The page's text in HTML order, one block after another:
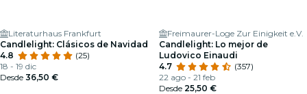
Literaturhaus Frankfurt
Candlelight: Clásicos de Navidad
4.8
(25)
18 - 19 dic
Desde 36,50 €
Freimaurer-Loge Zur Einigkeit e.V.
Candlelight: Lo mejor de
Ludovico Einaudi
4.7
(357)
22 ago - 21 feb
Desde 25,50 €